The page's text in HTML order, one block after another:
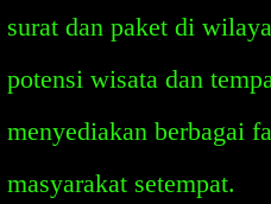
surat dan paket di
potensi wisata dan
menyediakan berbagai
masyarakat setempat.